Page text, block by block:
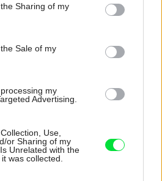
usage behaviour. You may click to
Google and its third-party tags to
purposes in below Google
Sharing of my
Sale of my
my
Advertising.
Use,
or Sharing of my
Unrelated with the
was collected.
otvoriť fľašu vína aj